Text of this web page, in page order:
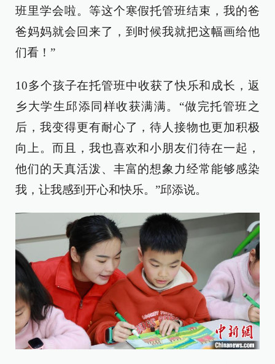
班里学会啦。等这个寒假托管班结束，我的爸
爸妈妈就会回来了，到时候我就把这幅画给他
们看！”
10多个孩子在托管班中收获了快乐和成长，返
乡大学生邱添同样收获满满。“做完托管班之
后，我变得更有耐心了，待人接物也更加积极
向上。而且，我也喜欢和小朋友们待在一起，
他们的天真活泼、丰富的想象力经常能够感染
我，让我感到开心和快乐。”邱添说。